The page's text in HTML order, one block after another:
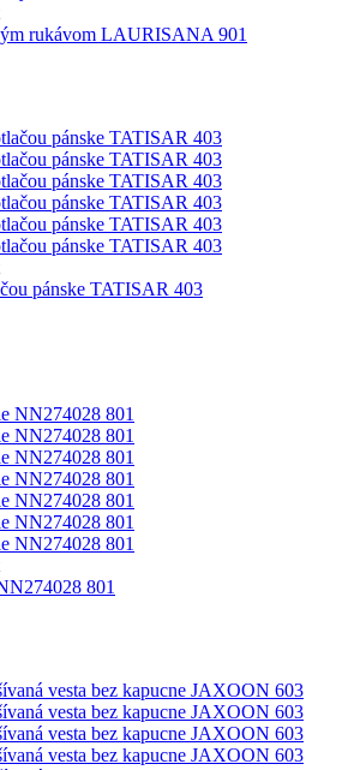
rukávom LAURISANA 901
pánske TATISAR 403
801